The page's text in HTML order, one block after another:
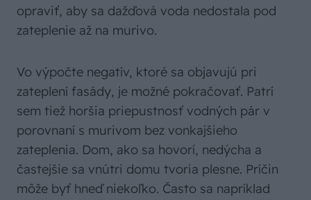
opraviť, aby sa dažďová voda nedostala pod
zateplenie až na murivo.
Vo výpočte negatív, ktoré sa objavujú pri
zateplení fasády, je možné pokračovať. Patrí
sem tiež horšia priepustnosť vodných pár v
porovnaní s murivom bez vonkajšieho
zateplenia. Dom, ako sa hovorí, nedýcha a
častejšie sa vnútri domu tvoria plesne. Príčin
môže byť hneď niekoľko. Často sa napríklad